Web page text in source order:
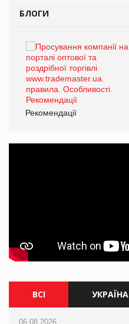
БЛОГИ
Рекомендації
ВСІ УКРАЇНА
06.08.2026
06.08.2026
06.08.2026